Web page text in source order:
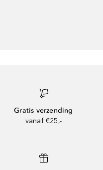
Gratis verzending
vanaf €25,-